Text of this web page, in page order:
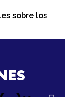
sobre los